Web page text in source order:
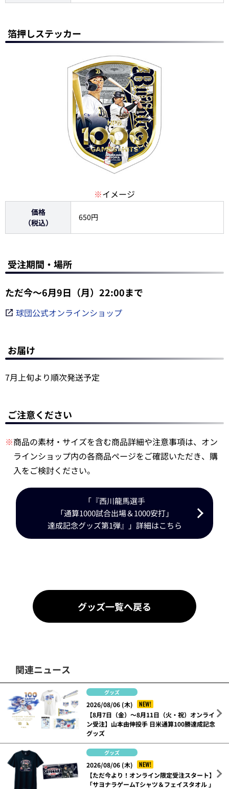
箔押しステッカー
※イメージ
価格
（税込）
650円
受注期間・場所
ただ今～6月9日（月）22:00まで
球団公式オンラインショップ
お届け
7月上旬より順次発送予定
ご注意ください
※商品の素材・サイズを含む商品詳細や注意事項は、オン
ラインショップ内の各商品ページをご確認いただき、購
入をご検討ください。
「『西川龍馬選手
「通算1000試合出場＆1000安打」
達成記念グッズ第1弾』」詳細はこちら
グッズ一覧へ戻る
関連ニュース
グッズ
2026/08/06 (木)
NEW!
【8月7日（金）～8月11日（火・祝）オンライ
ン受注】山本由伸投手 日米通算100勝達成記念
グッズ
グッズ
2026/08/06 (木)
NEW!
【ただ今より！オンライン限定受注スタート】
「サヨナラゲームTシャツ＆フェイスタオル 」